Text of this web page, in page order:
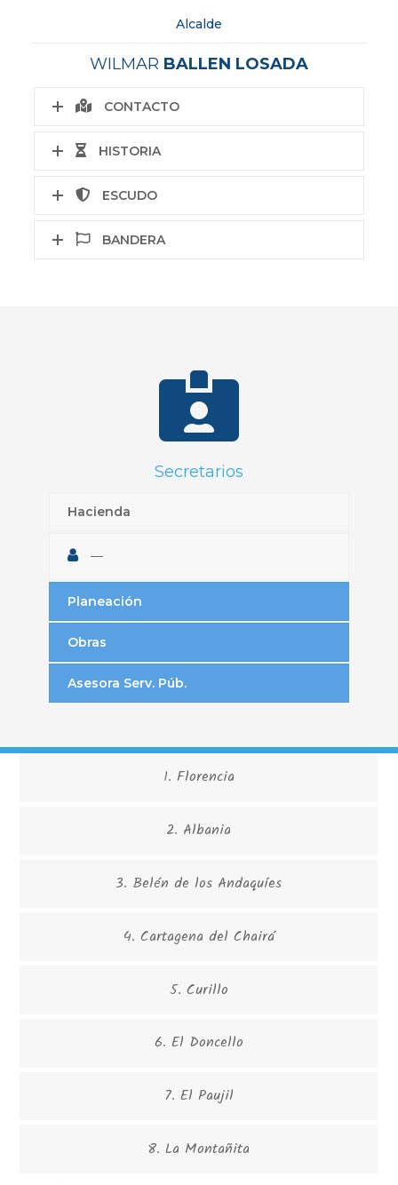
Alcalde
WILMAR BALLEN LOSADA
CONTACTO
HISTORIA
ESCUDO
BANDERA
Secretarios
Hacienda
—
Planeación
Obras
Asesora Serv. Púb.
1. Florencia
2. Albania
3. Belén de los Andaquíes
4. Cartagena del Chairá
5. Curillo
6. El Doncello
7. El Paujil
8. La Montañita